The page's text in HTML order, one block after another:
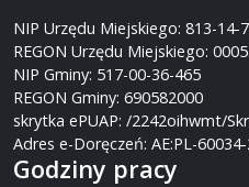
NIP Urzędu Miejskiego: 813-14-
REGON Urzędu Miejskiego:
NIP Gminy: 517-00-36-465
REGON Gminy: 690582000
skrytka ePUAP: /2242oihwmt/
Adres e-Doręczeń: AE:PL-
Godziny pracy